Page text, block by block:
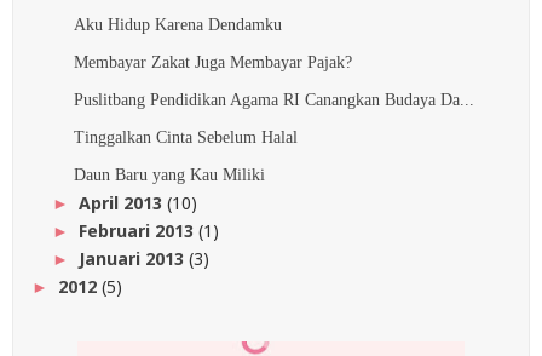
Aku Hidup Karena Dendamku
Membayar Zakat Juga Membayar Pajak?
Puslitbang Pendidikan Agama RI Canangkan Budaya Da...
Tinggalkan Cinta Sebelum Halal
Daun Baru yang Kau Miliki
► April 2013 (10)
► Februari 2013 (1)
► Januari 2013 (3)
► 2012 (5)